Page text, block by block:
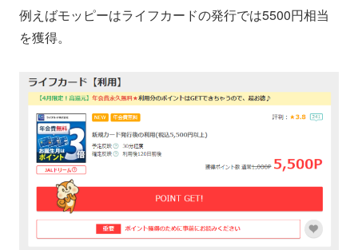
例えばモッピーはライフカードの発行では5500円相当
を獲得。